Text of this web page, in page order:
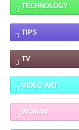
TECHNOLOGY
TIPS
TV
VIDEO ART
WOMAN